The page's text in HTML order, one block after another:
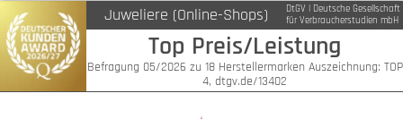
Juweliere (Online-Shops)
DtGV | Deutsche Gesellschaft
für Verbraucherstudien mbH
Top Preis/Leistung
Befragung 05/2026 zu 18 Herstellermarken Auszeichnung: TOP
4, dtgv.de/13402